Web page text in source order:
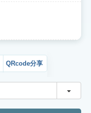
QRcode分享
切換